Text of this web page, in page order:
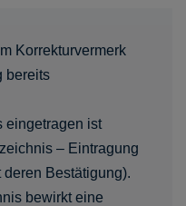
Korrekturvermerk
bereits
eingetragen ist
– Eintragung
Bestätigung).
bewirkt eine